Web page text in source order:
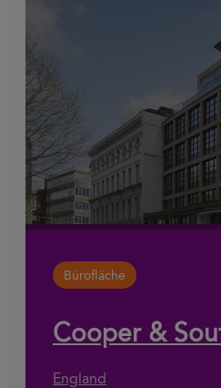
Bürofläche
Cooper &
England